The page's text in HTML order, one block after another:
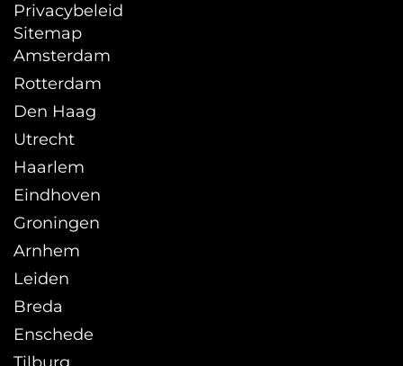
Privacybeleid
Sitemap
Amsterdam
Rotterdam
Den Haag
Utrecht
Haarlem
Eindhoven
Groningen
Arnhem
Leiden
Breda
Enschede